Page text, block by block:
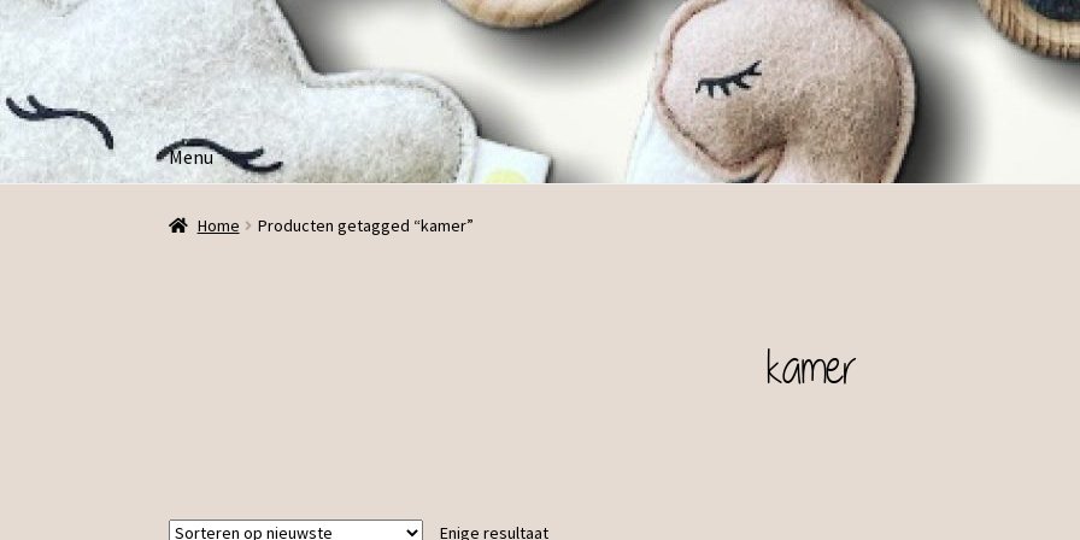
Ga
door
naar
navigatie
Ga
direct
naar
de
inhoud
Menu
Home Producten getagged “kamer”
kamer
Enige resultaat